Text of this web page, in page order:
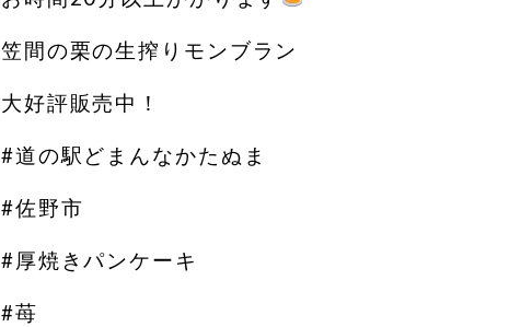
笠間の栗の生搾りモンブラン
大好評販売中！
#道の駅どまんなかたぬま
#佐野市
#厚焼きパンケーキ
#苺